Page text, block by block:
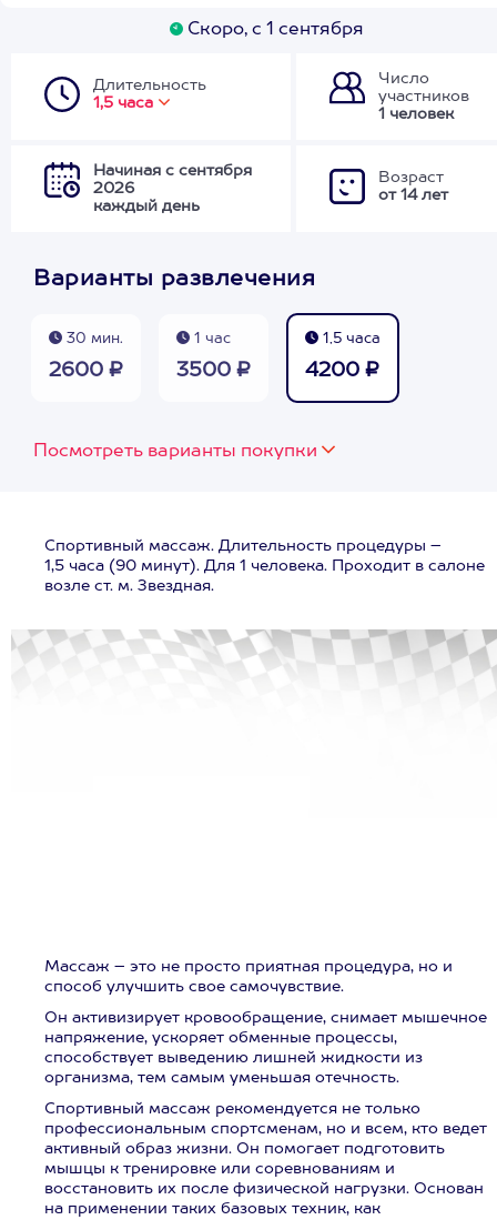
Скоро, с 1 сентября
Длительность
1,5 часа
Число
участников
1 человек
Начиная с сентября
2026
каждый день
Возраст
от 14 лет
Варианты развлечения
30 мин.
2600 ₽
1 час
3500 ₽
1,5 часа
4200 ₽
Посмотреть варианты покупки
Спортивный массаж. Длительность процедуры –
1,5 часа (90 минут). Для 1 человека. Проходит в салоне
возле ст. м. Звездная.
Массаж – это не просто приятная процедура, но и
способ улучшить свое самочувствие.
Он активизирует кровообращение, снимает мышечное
напряжение, ускоряет обменные процессы,
способствует выведению лишней жидкости из
организма, тем самым уменьшая отечность.
Спортивный массаж рекомендуется не только
профессиональным спортсменам, но и всем, кто ведет
активный образ жизни. Он помогает подготовить
мышцы к тренировке или соревнованиям и
восстановить их после физической нагрузки. Основан
на применении таких базовых техник, как